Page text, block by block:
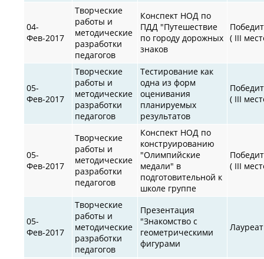
04-
Фев-2017
Творческие
работы и
методические
разработки
педагогов
Конспект НОД по
ПДД "Путешествие
по городу дорожных
знаков
( III
05-
Фев-2017
Творческие
работы и
методические
разработки
педагогов
Тестирование как
одна из форм
оценивания
планируемых
результатов
( III
05-
Фев-2017
Творческие
работы и
методические
разработки
педагогов
Конспект НОД по
конструированию
"Олимпийские
медали" в
подготовительной к
школе группе
( III
05-
Фев-2017
Творческие
работы и
методические
разработки
педагогов
Презентация
"Знакомство с
геометрическими
фигурами
Лауреат